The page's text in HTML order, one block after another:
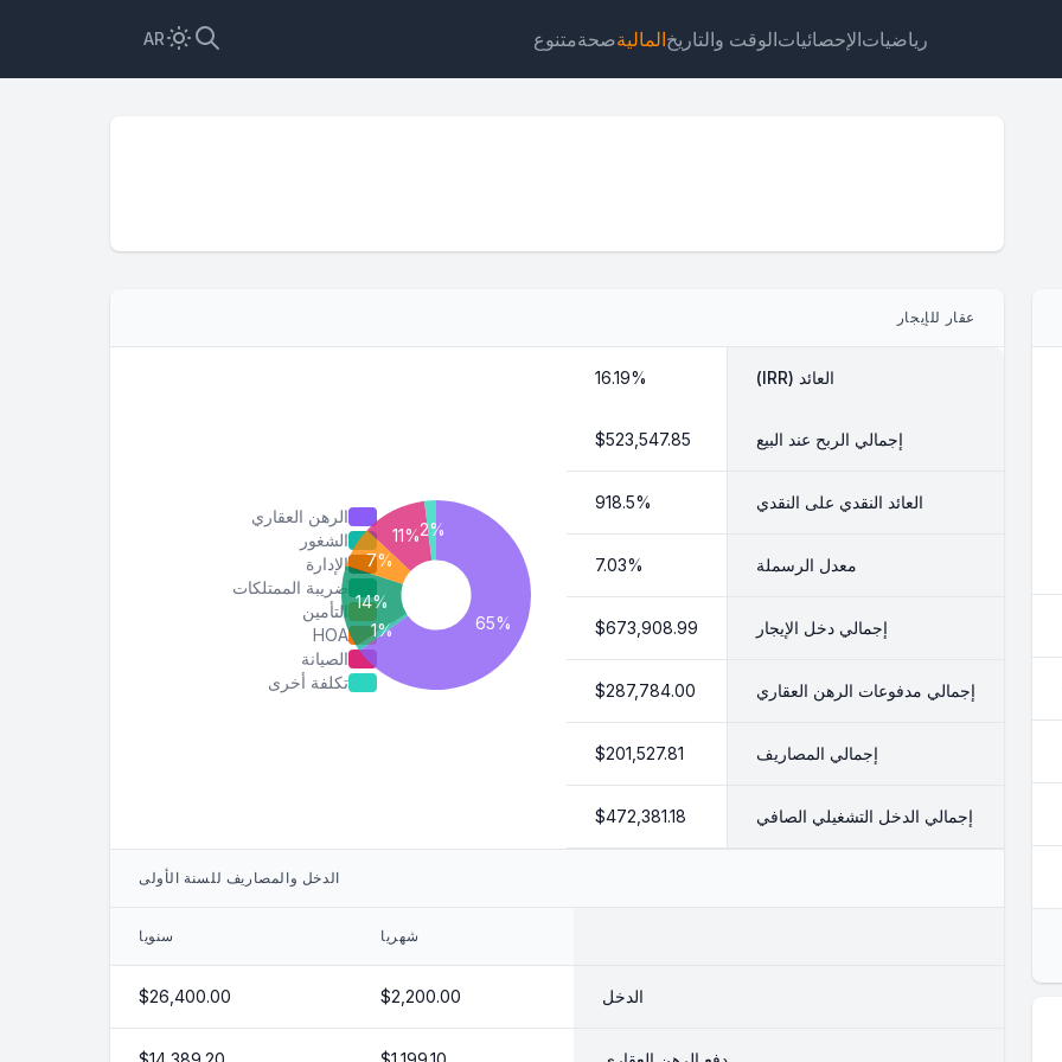
رياضياتالإحصائياتالوقت والتاريخالماليةصحةمتنوع AR
عقار للإيجار
العائد (IRR) 16.19%
إجمالي الربح عند البيع $523,547.85
العائد النقدي على النقدي 918.5%
معدل الرسملة 7.03%
إجمالي دخل الإيجار $673,908.99
إجمالي مدفوعات الرهن العقاري $287,784.00
إجمالي المصاريف $201,527.81
إجمالي الدخل التشغيلي الصافي $472,381.18
الرهن العقاري
الشغور
الإدارة
ضريبة الممتلكات
التأمين
HOA
الصيانة
تكلفة أخرى
الدخل والمصاريف للسنة الأولى
شهريا سنويا
الدخل $2,200.00
$26,400.00